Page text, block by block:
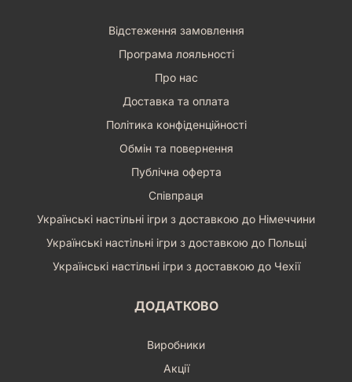
Відстеження замовлення
Програма лояльності
Про нас
Доставка та оплата
Політика конфіденційності
Обмін та повернення
Публічна оферта
Співпраця
Українські настільні ігри з доставкою до Німеччини
Українські настільні ігри з доставкою до Польщі
Українські настільні ігри з доставкою до Чехії
ДОДАТКОВО
Виробники
Акції